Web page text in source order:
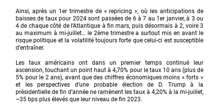
Ainsi, après un 1er trimestre de « repricing », où les anticipations de
baisses de taux pour 2024 sont passées de 6 à 7 au 1er janvier, à 3 ou
4 de chaque côté de l’Atlantique à fin mars, puis désormais à 2, voire 3
au maximum à mi-juillet… le 2ème trimestre a surtout mis en avant le
risque politique et la volatilité toujours forte que celui-ci est susceptible
d’entraîner.
Les taux américains ont dans un premier temps continué leur
ascension, touchant un point haut à 4,70% pour le taux 10 ans (plus de
5% pour le 2 ans), avant que des chiffres économiques moins « forts »
et les perspectives d’une probable élection de D. Trump à la
présidentielle de fin d’année ne ramènent les taux à 4,20% à la mi-juillet,
~35 bps plus élevés que leur niveau de fin 2023.